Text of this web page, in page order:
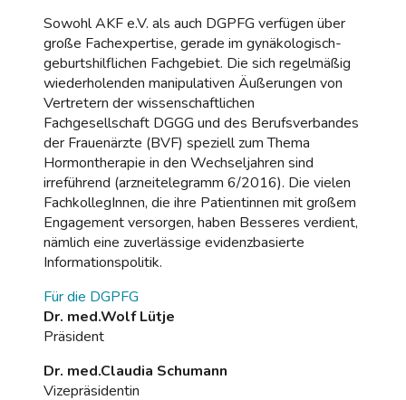
Sowohl AKF e.V. als auch DGPFG verfügen über
große Fachexpertise, gerade im gynäkologisch-
geburtshilflichen Fachgebiet. Die sich regelmäßig
wiederholenden manipulativen Äußerungen von
Vertretern der wissenschaftlichen
Fachgesellschaft DGGG und des Berufsverbandes
der Frauenärzte (BVF) speziell zum Thema
Hormontherapie in den Wechseljahren sind
irreführend (arzneitelegramm 6/2016). Die vielen
FachkollegInnen, die ihre Patientinnen mit großem
Engagement versorgen, haben Besseres verdient,
nämlich eine zuverlässige evidenzbasierte
Informationspolitik.
Für die DGPFG
Dr. med.Wolf Lütje
Präsident
Dr. med.Claudia Schumann
Vizepräsidentin